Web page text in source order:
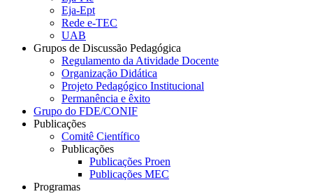
Eja-Ept
Rede e-TEC
UAB
Grupos de Discussão Pedagógica
Regulamento da Atividade Docente
Organização Didática
Projeto Pedagógico Institucional
Permanência e êxito
Grupo do FDE/CONIF
Publicações
Comitê Científico
Publicações
Publicações Proen
Publicações MEC
Programas